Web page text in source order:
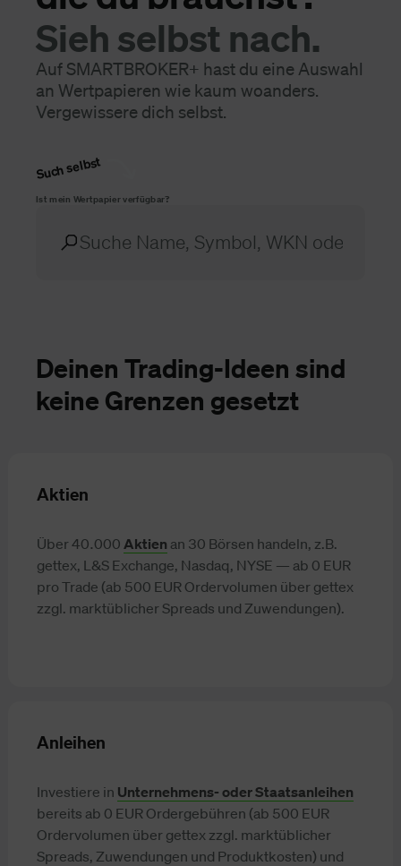
Sieh selbst nach.
Auf SMARTBROKER+ hast du eine Auswahl
an Wertpapieren wie kaum woanders.
Vergewissere dich selbst.
Such selbst
Ist mein Wertpapier verfügbar?
Deinen Trading-Ideen sind
keine Grenzen gesetzt
Aktien
Über 40.000 Aktien an 30 Börsen handeln, z.B.
gettex, L&S Exchange, Nasdaq, NYSE — ab 0 EUR
pro Trade (ab 500 EUR Ordervolumen über gettex
zzgl. marktüblicher Spreads und Zuwendungen).
Anleihen
Investiere in Unternehmens- oder Staatsanleihen
bereits ab 0 EUR Ordergebühren (ab 500 EUR
Ordervolumen über gettex zzgl. marktüblicher
Spreads, Zuwendungen und Produktkosten) und